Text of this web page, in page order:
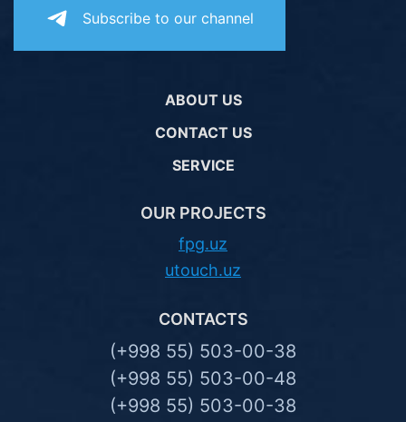
Subscribe to our channel
ABOUT US
CONTACT US
SERVICE
OUR PROJECTS
fpg.uz
utouch.uz
CONTACTS
(+998 55) 503-00-38
(+998 55) 503-00-48
(+998 55) 503-00-38